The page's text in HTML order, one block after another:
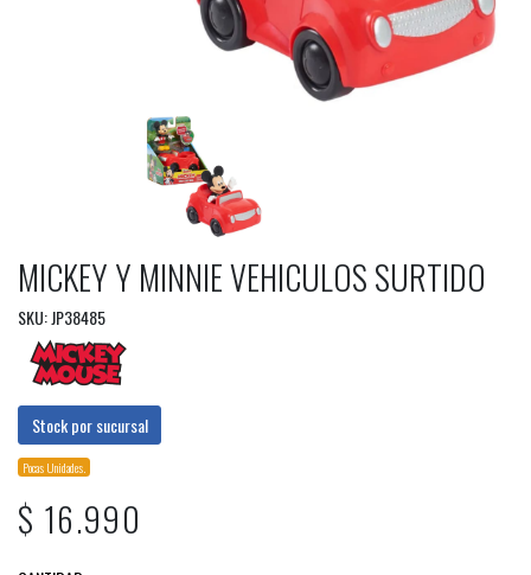
MICKEY Y MINNIE VEHICULOS SURTIDO
SKU: JP38485
Stock por sucursal
Pocas Unidades.
$ 16.990